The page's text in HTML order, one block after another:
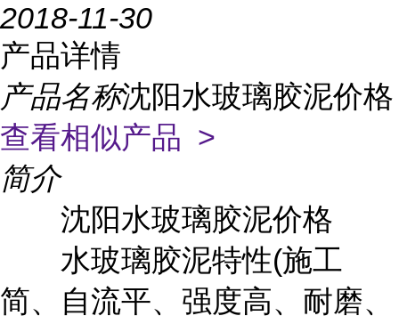
2018-11-30
产品详情
产品名称沈阳水玻璃胶泥价格
查看相似产品 >
简介
沈阳水玻璃胶泥价格
水玻璃胶泥特性(施工
简、自流平、强度高、耐磨、